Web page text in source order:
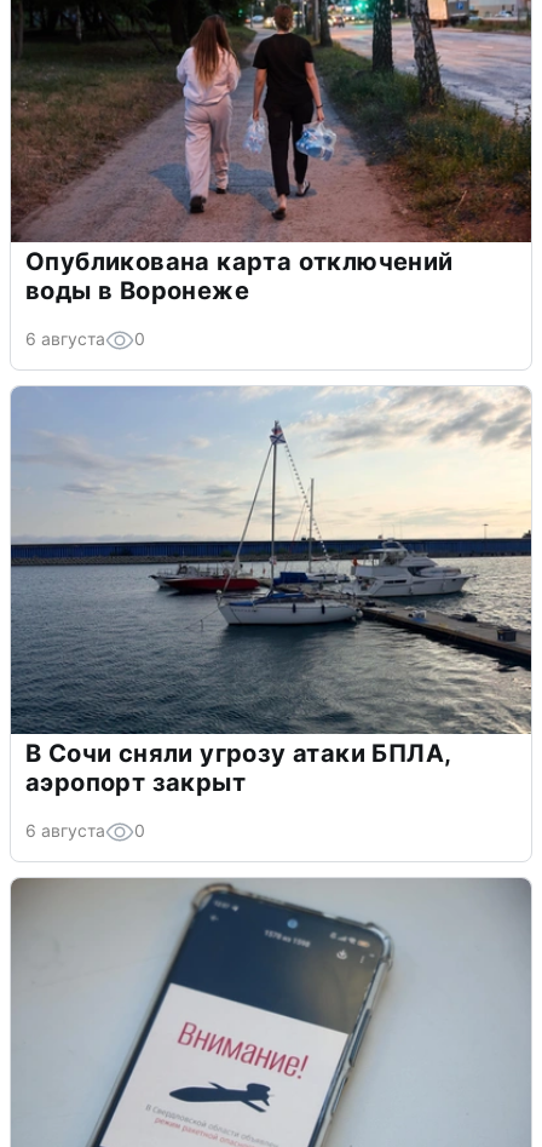
Опубликована карта отключений
воды в Воронеже
6 августа 0
В Сочи сняли угрозу атаки БПЛА,
аэропорт закрыт
6 августа 0